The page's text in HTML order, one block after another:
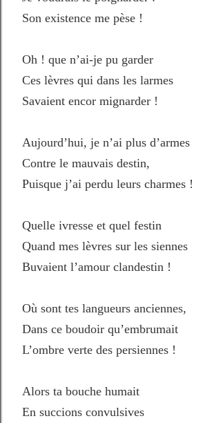
Son existence me pèse !
Oh ! que n’ai-je pu garder
Ces lèvres qui dans les larmes
Savaient encor mignarder !
Aujourd’hui, je n’ai plus d’armes
Contre le mauvais destin,
Puisque j’ai perdu leurs charmes !
Quelle ivresse et quel festin
Quand mes lèvres sur les siennes
Buvaient l’amour clandestin !
Où sont tes langueurs anciennes,
Dans ce boudoir qu’embrumait
L’ombre verte des persiennes !
Alors ta bouche humait
En succions convulsives